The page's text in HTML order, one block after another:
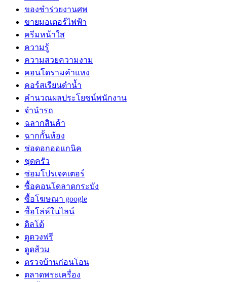
ของชำร่วยงานศพ
ขายมอเตอร์ไฟฟ้า
ครีมหน้าใส
ความรู้
ความสวยความงาม
คอนโดรามคำแหง
คอร์สเรียนดำน้ำ
คำนวณผลประโยชน์พนักงาน
จำนำรถ
ฉลากสินค้า
ฉากกั้นห้อง
ช่อดอกออแกนิค
ชุดครัว
ซ่อมโปรเจคเตอร์
ซื้อคอนโดลาดกระบัง
ซื้อโฆษณา google
ซื้อโล่ห์ในไลน์
ดิลโด้
ดูดวงฟรี
ดูดส้วม
ตรวจบ้านก่อนโอน
ตลาดพระเครื่อง